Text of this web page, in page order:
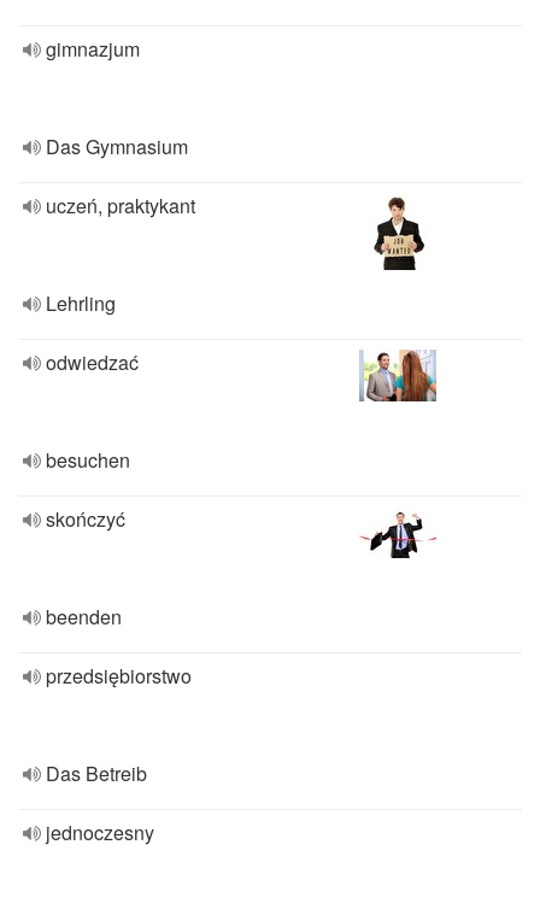
gimnazjum
Das Gymnasium
uczeń, praktykant
Lehrling
odwiedzać
besuchen
skończyć
beenden
przedsiębiorstwo
Das Betreib
jednoczesny